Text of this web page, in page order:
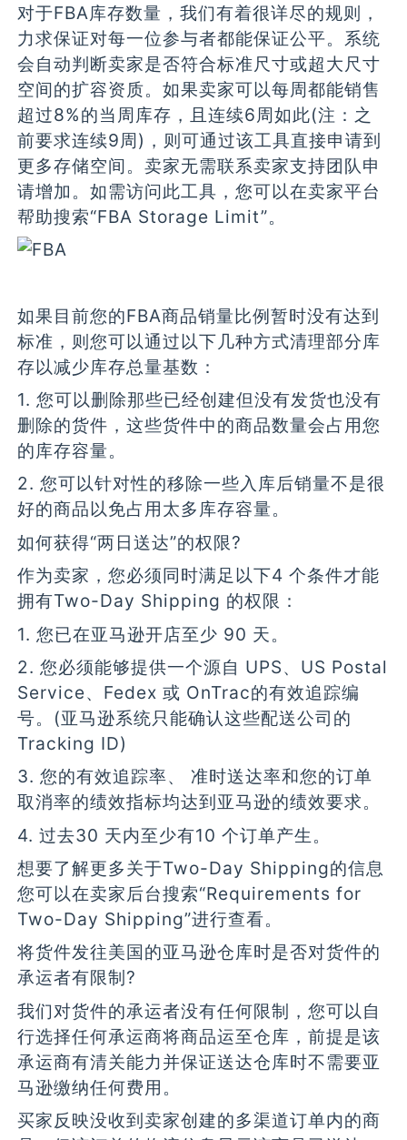
对于FBA库存数量，我们有着很详尽的规则，
力求保证对每一位参与者都能保证公平。系统
会自动判断卖家是否符合标准尺寸或超大尺寸
空间的扩容资质。如果卖家可以每周都能销售
超过8%的当周库存，且连续6周如此(注：之
前要求连续9周)，则可通过该工具直接申请到
更多存储空间。卖家无需联系卖家支持团队申
请增加。如需访问此工具，您可以在卖家平台
帮助搜索“FBA Storage Limit”。
如果目前您的FBA商品销量比例暂时没有达到
标准，则您可以通过以下几种方式清理部分库
存以减少库存总量基数：
1. 您可以删除那些已经创建但没有发货也没有
删除的货件，这些货件中的商品数量会占用您
的库存容量。
2. 您可以针对性的移除一些入库后销量不是很
好的商品以免占用太多库存容量。
如何获得“两日送达”的权限?
作为卖家，您必须同时满足以下4 个条件才能
拥有Two-Day Shipping 的权限：
1. 您已在亚马逊开店至少 90 天。
2. 您必须能够提供一个源自 UPS、US Postal
Service、Fedex 或 OnTrac的有效追踪编
号。(亚马逊系统只能确认这些配送公司的
Tracking ID)
3. 您的有效追踪率、 准时送达率和您的订单
取消率的绩效指标均达到亚马逊的绩效要求。
4. 过去30 天内至少有10 个订单产生。
想要了解更多关于Two-Day Shipping的信息
您可以在卖家后台搜索“Requirements for
Two-Day Shipping”进行查看。
将货件发往美国的亚马逊仓库时是否对货件的
承运者有限制?
我们对货件的承运者没有任何限制，您可以自
行选择任何承运商将商品运至仓库，前提是该
承运商有清关能力并保证送达仓库时不需要亚
马逊缴纳任何费用。
买家反映没收到卖家创建的多渠道订单内的商